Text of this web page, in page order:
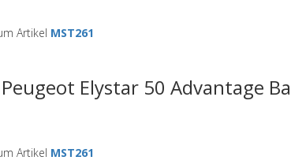
Artikel MST261
Elystar 50 Advantage
Artikel MST261